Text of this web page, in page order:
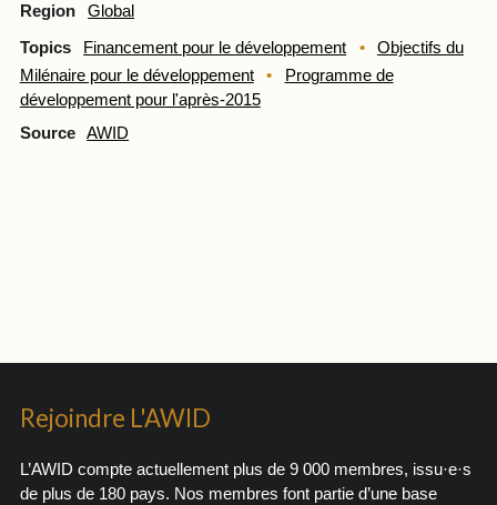
Region Global
Topics Financement pour le développement
Objectifs du
Milénaire pour le développement
Programme de
développement pour l'après-2015
Source
AWID
Rejoindre L'AWID
L’AWID compte actuellement plus de 9 000 membres, issu·e·s
de plus de 180 pays. Nos membres font partie d’une base